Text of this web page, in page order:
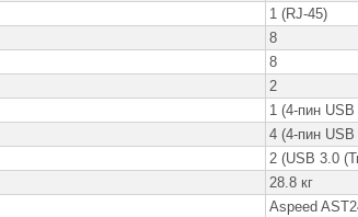
1 (RJ-45)
8
8
2
1 (4-пин
4 (4-пин
2 (USB 3.0
28.8 кг
Aspeed